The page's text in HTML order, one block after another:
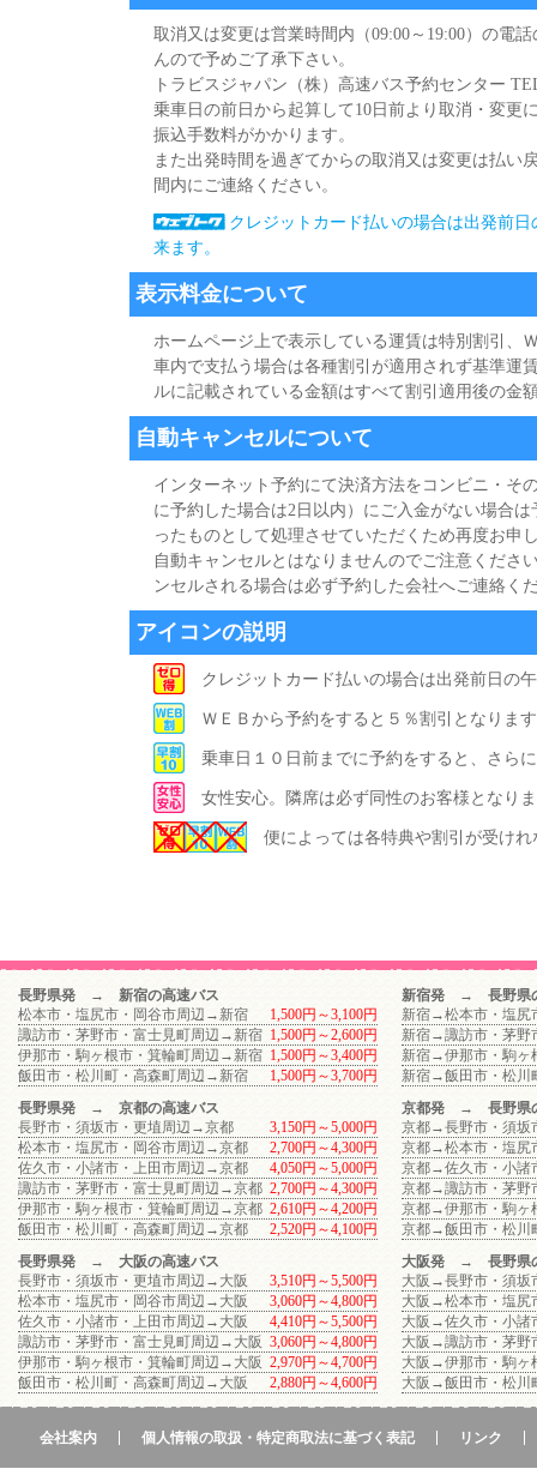
取消又は変更は営業時間内（09:00～19:00）の電
んので予めご了承下さい。
トラビスジャパン（株）高速バス予約センター
乗車日の前日から起算して10日前より取消・変更
振込手数料がかかります。
また出発時間を過ぎてからの取消又は変更は払い
間内にご連絡ください。
クレジットカード払いの場合は出発前
来ます。
表示料金について
ホームページ上で表示している運賃は特別割引、
車内で支払う場合は各種割引が適用されず基準運
ルに記載されている金額はすべて割引適用後の金
自動キャンセルについて
インターネット予約にて決済方法をコンビニ・そ
に予約した場合は2日以内）にご入金がない場合
ったものとして処理させていただくため再度お申
自動キャンセルとはなりませんのでご注意くだ
ンセルされる場合は必ず予約した会社へご連絡く
アイコンの説明
クレジットカード払いの場合は出発前日の
ＷＥＢから予約をすると５％割引となりま
乗車日１０日前までに予約をすると、さら
女性安心。隣席は必ず同性のお客様となり
便によっては各特典や割引が受けれ
長野県発 → 新宿の高速バス
松本市・塩尻市・岡谷市周辺→新宿
1,500円～3,100円
諏訪市・茅野市・富士見町周辺→新宿 1,500円～2,600円
伊那市・駒ヶ根市・箕輪町周辺→新宿 1,500円～3,400円
飯田市・松川町・高森町周辺→新宿
1,500円～3,700円
長野県発 → 京都の高速バス
長野市・須坂市・更埴周辺→京都
3,150円～5,000円
松本市・塩尻市・岡谷市周辺→京都
2,700円～4,300円
佐久市・小諸市・上田市周辺→京都
4,050円～5,000円
諏訪市・茅野市・富士見町周辺→京都 2,700円～4,300円
伊那市・駒ヶ根市・箕輪町周辺→京都 2,610円～4,200円
飯田市・松川町・高森町周辺→京都
2,520円～4,100円
長野県発 → 大阪の高速バス
長野市・須坂市・更埴市周辺→大阪
3,510円～5,500円
松本市・塩尻市・岡谷市周辺→大阪
3,060円～4,800円
佐久市・小諸市・上田市周辺→大阪
4,410円～5,500円
諏訪市・茅野市・富士見町周辺→大阪 3,060円～4,800円
伊那市・駒ヶ根市・箕輪町周辺→大阪 2,970円～4,700円
飯田市・松川町・高森町周辺→大阪
2,880円～4,600円
新宿発 → 長野県
新宿→松本市・塩尻
新宿→諏訪市・茅野
新宿→伊那市・駒ヶ
新宿→飯田市・松川
京都発 → 長野県
京都→長野市・須坂
京都→松本市・塩尻
京都→佐久市・小諸
京都→諏訪市・茅野
京都→伊那市・駒ヶ
京都→飯田市・松川
大阪発 → 長野県
大阪→長野市・須坂
大阪→松本市・塩尻
大阪→佐久市・小諸
大阪→諏訪市・茅野
大阪→伊那市・駒ヶ
大阪→飯田市・松川
会社案内 個人情報の取扱・特定商取法に基づく表記 リンク